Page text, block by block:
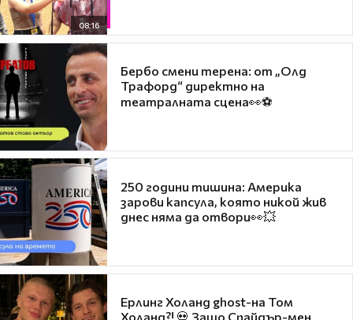
08:16
Бербо смени терена: от „Олд
Трафорд“ директно на
театралната сцена👀⚽
250 години тишина: Америка
зарови капсула, която никой жив
днес няма да отвори👀💥
Ерлинг Холанд ghost-на Том
Холанд?! 💀 Защо Спайдър-мен